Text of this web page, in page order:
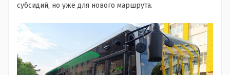
субсидий, но уже для нового маршрута.